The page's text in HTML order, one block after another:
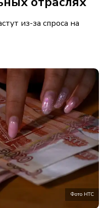
из-за спроса на
Фото НТС